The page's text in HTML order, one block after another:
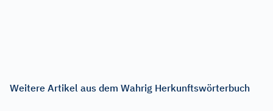
Weitere Artikel aus dem Wahrig Herkunftswörterbuch